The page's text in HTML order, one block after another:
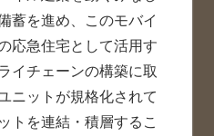
蓄を進め、このモバイ
応急住宅として活用す
イチェーンの構築に取
ニットが規格化されて
トを連結・積層するこ